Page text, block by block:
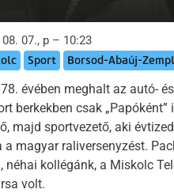
07., p – 10:23
Sport Borsod-Abaúj-
évében meghalt az autó- és
berkekben csak „Papóként”
majd sportvezető, aki
a magyar raliversenyzést.
néhai kollégánk, a Miskolc
volt.